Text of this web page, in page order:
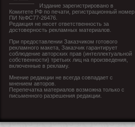
Издание зарегистрировано в
Комитете РФ по печати, регистрационный номер
ПИ №ФС77-26476.
Редакция не несет ответственность за
достоверность рекламных материалов.
При предоставлении Заказчиком готового
рекламного макета, Заказчик гарантирует
соблюдение авторских прав (интеллектуальной
собственности) третьих лиц на произведения,
включенные в рекламу.
Мнение редакции не всегда совпадает с
мнением авторов.
Перепечатка материалов возможна только с
письменного разрешения редакции.